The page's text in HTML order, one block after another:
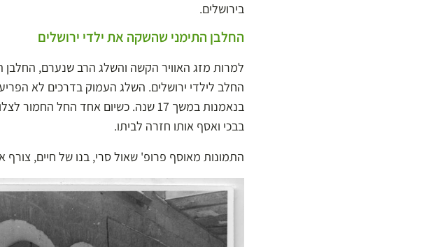
בירושלים.
החלבן התימני שהשקה את ילדי ירושלים
החלב לילדי ירושלים. השלג העמוק בדרכים לא
בנאמנות במשך 17 שנה. כשיום אחד
בבכי ואסף אותו חזרה לביתו.
התמונות מאוסף פרופ' שאול סרי, בנו של חיים, צורף